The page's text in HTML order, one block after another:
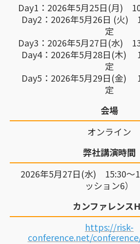
Day1：2026年5月25日(月)
Day2：2026年5月26日 (火)
定
Day3：2026年5月27日(水)
Day4：2026年5月28日(木)
定
Day5：2026年5月29日(金)
定
会場
オンライン
弊社講演時間
2026年5月27日(水) 15:30～
ッション6）
カンファレンス
https://risk-
conference.net/